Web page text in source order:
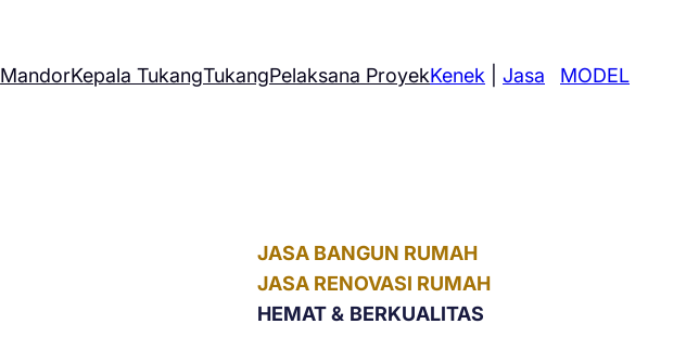
MandorKepala TukangTukangPelaksana ProyekKenek |Jasa MODEL
JASA BANGUN RUMAH
JASA RENOVASI RUMAH
HEMAT & BERKUALITAS